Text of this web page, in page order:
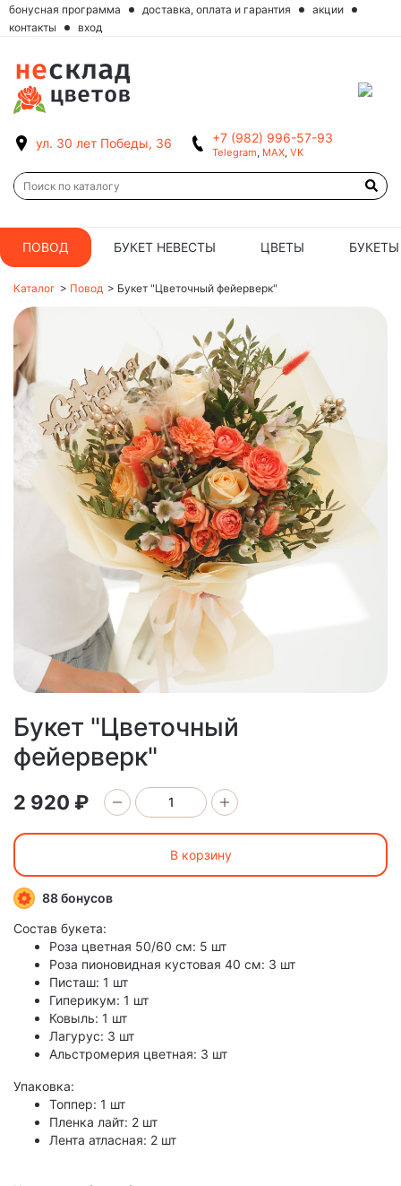
бонусная программа доставка, оплата и гарантия
акции
контакты
вход
ул. 30 лет Победы, 36 +7 (982) 996-57-93
Telegram, MAX, VK
ПОВОД БУКЕТ НЕВЕСТЫ ЦВЕТЫ БУКЕТЫ
Каталог > Повод > Букет "Цветочный фейерверк"
Букет "Цветочный
фейерверк"
2 920 ₽
В корзину
88 бонусов
Состав букета:
Роза цветная 50/60 см: 5 шт
Роза пионовидная кустовая 40 см: 3 шт
Писташ: 1 шт
Гиперикум: 1 шт
Ковыль: 1 шт
Лагурус: 3 шт
Альстромерия цветная: 3 шт
Упаковка:
Топпер: 1 шт
Пленка лайт: 2 шт
Лента атласная: 2 шт